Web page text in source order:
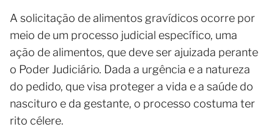
A solicitação de alimentos gravídicos ocorre por
meio de um processo judicial específico, uma
ação de alimentos, que deve ser ajuizada perante
o Poder Judiciário. Dada a urgência e a natureza
do pedido, que visa proteger a vida e a saúde do
nascituro e da gestante, o processo costuma ter
rito célere.